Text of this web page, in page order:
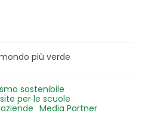
più verde
sostenibile
per le scuole
Media Partner